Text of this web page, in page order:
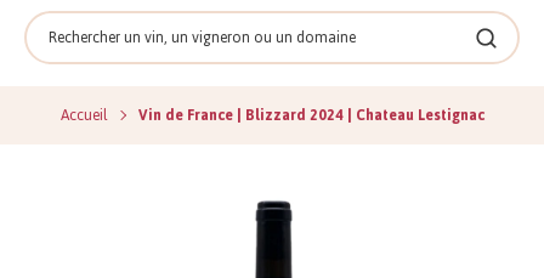
Rechercher
Accueil Vin de France | Blizzard 2024 | Chateau Lestignac